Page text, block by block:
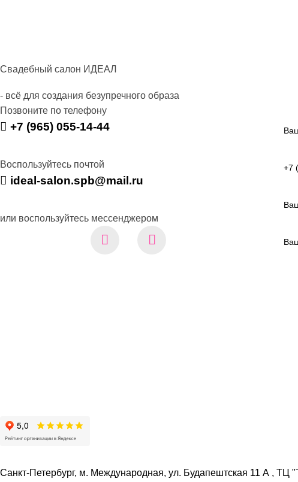
Свадебный салон ИДЕАЛ
- всё для создания безупречного образа
Позвоните по телефону
+7 (965) 055-14-44
Воспользуйтесь почтой
ideal-salon.spb@mail.ru
или воспользуйтесь мессенджером
Санкт-Петербург, м. Международная, ул. Будапештская 11 А , ТЦ